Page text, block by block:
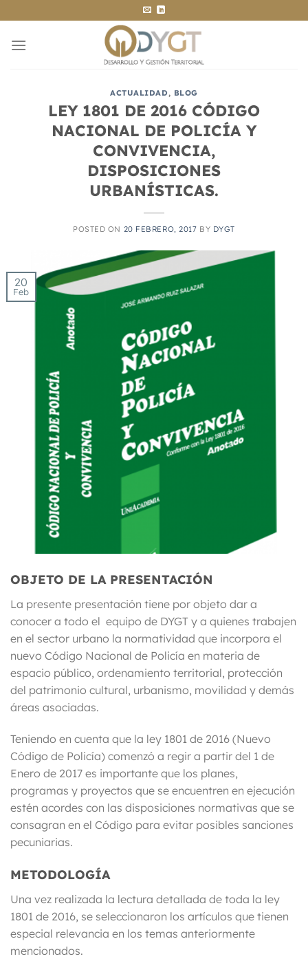
al
contenido
ACTUALIDAD, BLOG
LEY 1801 DE 2016 CÓDIGO
NACIONAL DE POLICÍA Y
CONVIVENCIA,
DISPOSICIONES
URBANÍSTICAS.
POSTED ON 20 FEBRERO, 2017 BY DYGT
20
Feb
OBJETO DE LA PRESENTACIÓN
La presente presentación tiene por objeto dar a
conocer a todo el equipo de DYGT y a quienes trabajen
en el sector urbano la normatividad que incorpora el
nuevo Código Nacional de Policía en materia de
espacio público, ordenamiento territorial, protección
del patrimonio cultural, urbanismo, movilidad y demás
áreas asociadas.
Teniendo en cuenta que la ley 1801 de 2016 (Nuevo
Código de Policía) comenzó a regir a partir del 1 de
Enero de 2017 es importante que los planes,
programas y proyectos que se encuentren en ejecución
estén acordes con las disposiciones normativas que se
consagran en el Código para evitar posibles sanciones
pecuniarias.
METODOLOGÍA
Una vez realizada la lectura detallada de toda la ley
1801 de 2016, se seleccionaron los artículos que tienen
especial relevancia en los temas anteriormente
mencionados.